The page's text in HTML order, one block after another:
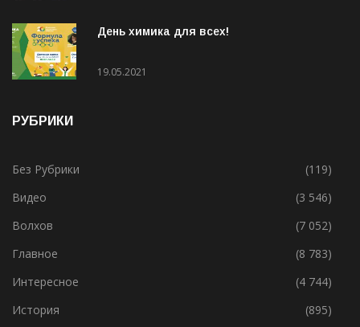
День химика для всех!
19.05.2021
РУБРИКИ
Без Рубрики
(119)
Видео
(3 546)
Волхов
(7 052)
Главное
(8 783)
Интересное
(4 744)
История
(895)